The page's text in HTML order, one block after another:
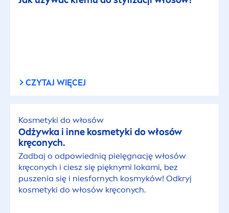
CZYTAJ WIĘCEJ
Kosmetyki do włosów
Odżywka i inne kosmetyki do włosów
kręconych.
Zadbaj o odpowiednią pielęgnację włosów
kręconych i ciesz się pięknymi lokami, bez
puszenia się i niesfornych kosmyków! Odkryj
kosmetyki do włosów kręconych.